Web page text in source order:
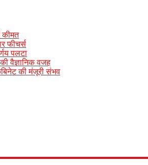
कीमत
फीचर्स
पलटा
वैज्ञानिक वजह
की मंजूरी संभव